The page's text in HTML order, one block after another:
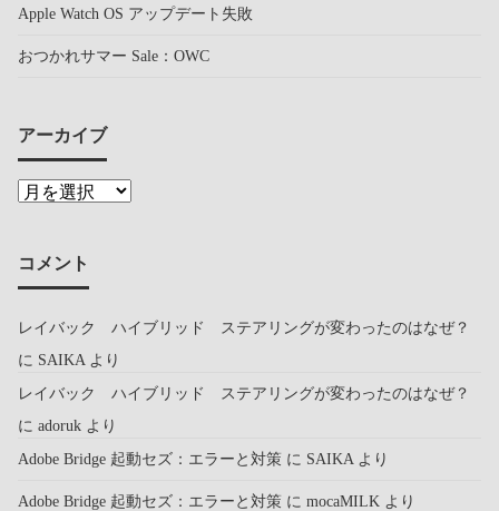
Apple Watch OS アップデート失敗
おつかれサマー Sale：OWC
アーカイブ
コメント
レイバック ハイブリッド ステアリングが変わったのはなぜ？
に SAIKA より
レイバック ハイブリッド ステアリングが変わったのはなぜ？
に adoruk より
Adobe Bridge 起動セズ：エラーと対策 に SAIKA より
Adobe Bridge 起動セズ：エラーと対策 に mocaMILK より